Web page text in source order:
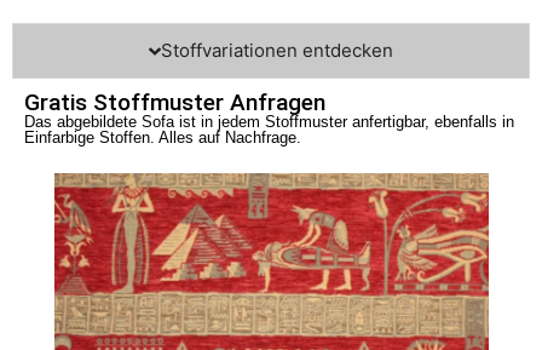
Stoffvariationen entdecken
Gratis Stoffmuster Anfragen
Das abgebildete Sofa ist in jedem Stoffmuster anfertigbar, ebenfalls in
Einfarbige Stoffen. Alles auf Nachfrage.